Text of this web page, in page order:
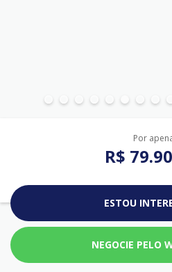
Por
R$
ESTOU
NEGOCIE PELO